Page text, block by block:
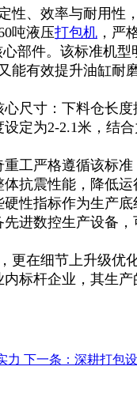
性、效率与耐用
吨液压打包机 ，严
部件。该标准机
有效提升油缸
尺寸：下料仓长
定为2-2.1米，结
工严格遵循该标
抗震性能，降低
性指标作为生产
进数控生产设备
在细节上升级
标杆企业，其生
力 下一条：深耕打包